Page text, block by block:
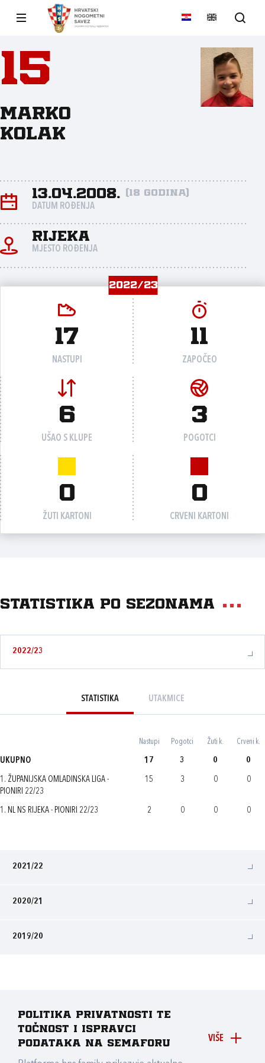
15
Marko
Kolak
13.04.2008. (18 godina)
DATUM ROĐENJA
Rijeka
MJESTO ROĐENJA
2022/23
17
NASTUPI
11
ZAPOČEO
6
UŠAO S KLUPE
3
POGOTCI
0
ŽUTI KARTONI
0
CRVENI KARTONI
Statistika po sezonama
2022/23
STATISTIKA UTAKMICE
Nastupi Pogotci Žuti k. Crveni k.
UKUPNO 17 3 0 0
1. ŽUPANIJSKA OMLADINSKA LIGA -
PIONIRI 22/23
15 3 0 0
1. NL NS RIJEKA - PIONIRI 22/23 2 0 0 0
2021/22
2020/21
2019/20
VIŠE
Politika privatnosti te
točnost i ispravci
podataka na Semaforu